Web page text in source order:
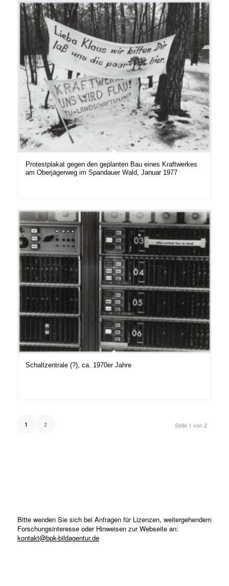
Protestplakat gegen den geplanten Bau eines Kraftwerkes
am Oberjägerweg im Spandauer Wald, Januar 1977
Schaltzentrale (?), ca. 1970er Jahre
Seite 1 von 2
1 2
Bitte wenden Sie sich bei Anfragen für Lizenzen, weitergehendem
Forschungsinteresse oder Hinweisen zur Webseite an:
kontakt@bpk-bildagentur.de